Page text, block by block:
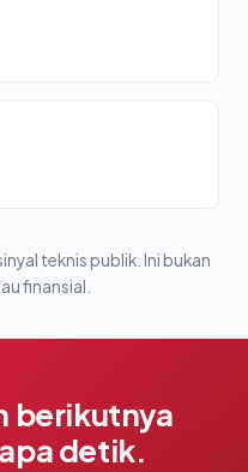
teknis publik. Ini bukan
finansial.
berikutnya
detik.